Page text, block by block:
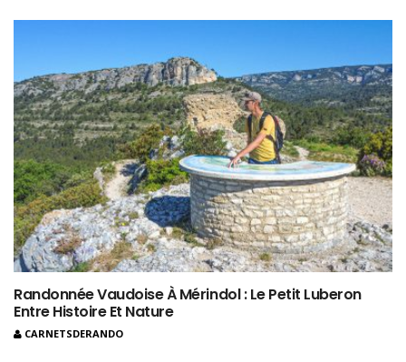
Randonnée Vaudoise À Mérindol : Le Petit Luberon
Entre Histoire Et Nature
CARNETSDERANDO